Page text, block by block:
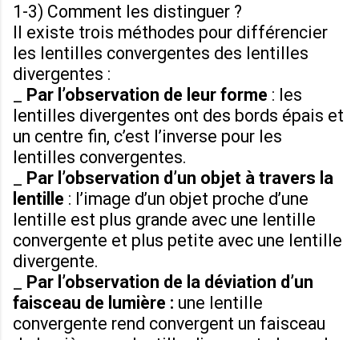
1-3) Comment les distinguer ?
Il existe trois méthodes pour différencier
les lentilles convergentes des lentilles
divergentes :
Par l’observation de leur forme : les
lentilles divergentes ont des bords épais et
un centre fin, c’est l’inverse pour les
lentilles convergentes.
Par l’observation d’un objet à travers la
lentille : l’image d’un objet proche d’une
lentille est plus grande avec une lentille
convergente et plus petite avec une lentille
divergente.
Par l’observation de la déviation d’un
faisceau de lumière : une lentille
convergente rend convergent un faisceau